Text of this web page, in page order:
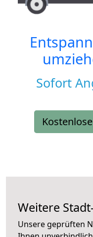
Sofort
Weitere
Unsere geprüften